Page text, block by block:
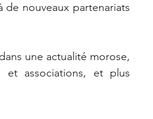
nouveaux partenariats
une actualité morose,
et associations, et plus